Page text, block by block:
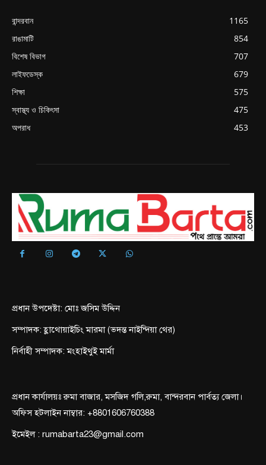
বান্দরবান
1165
রাঙামাটি
854
বিশেষ বিভাগ
707
লাইফডেস্ক
679
শিক্ষা
575
স্বাস্থ্য ও চিকিৎসা
475
অপরাধ
453
প্রধান উপদেষ্টা: মোঃ জসিম উদ্দিন
সম্পাদক: হ্লাথোয়াইচিং মারমা (ভদন্ত নাইন্দিয়া থের)
নির্বাহী সম্পাদক: মংহাইথুই মার্মা
প্রধান কার্যালয়ঃ রুমা বাজার, মসজিদ গলি,রুমা, বান্দরবান পার্বত্য জেলা।
অফিস হটলাইন নাম্বার: +8801606760388
ইমেইল : rumabarta23@gmail.com